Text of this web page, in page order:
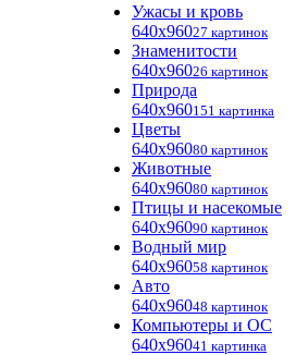
Ужасы и кровь
640x96027 картинок
Знаменитости
640x96026 картинок
Природа
640x960151 картинка
Цветы
640x96080 картинок
Животные
640x96080 картинок
Птицы и насекомые
640x96090 картинок
Водный мир
640x96058 картинок
Авто
640x96048 картинок
Компьютеры и ОС
640x96041 картинка